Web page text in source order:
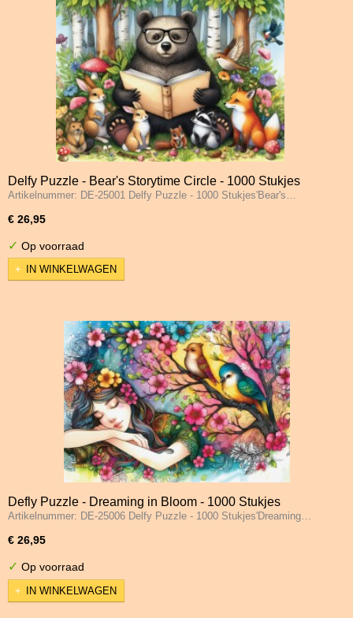
Delfy Puzzle - Bear's Storytime Circle - 1000 Stukjes
Artikelnummer: DE-25001 Delfy Puzzle - 1000 Stukjes'Bear's…
€ 26,95
✓ Op voorraad
IN WINKELWAGEN
Defly Puzzle - Dreaming in Bloom - 1000 Stukjes
Artikelnummer: DE-25006 Delfy Puzzle - 1000 Stukjes'Dreaming…
€ 26,95
✓ Op voorraad
IN WINKELWAGEN